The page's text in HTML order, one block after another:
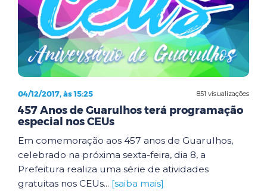
851 visualizações
04/12/2017, às 15:25
457 Anos de Guarulhos terá programação
especial nos CEUs
Em comemoração aos 457 anos de Guarulhos,
celebrado na próxima sexta-feira, dia 8, a
Prefeitura realiza uma série de atividades
gratuitas nos CEUs... [saiba mais]